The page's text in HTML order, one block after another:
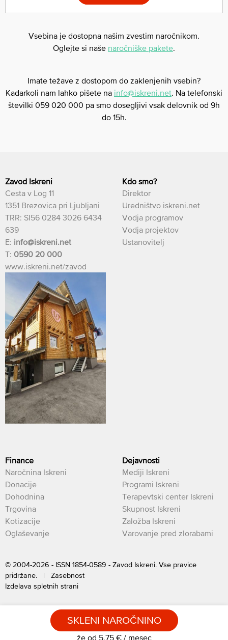
Vsebina je dostopna našim zvestim naročnikom.
Oglejte si naše naročniške pakete
Imate težave z dostopom do zaklenjenih vsebin?
Kadarkoli nam lahko pišete na info@iskreni.net . Na telefonski
številki 059 020 000 pa smo dosegljivi vsak delovnik od 9h
do 15h.
Zavod Iskreni
Cesta v Log 11
1351 Brezovica pri Ljubljani
TRR: SI56 0284 3026 6434
639
E: info@iskreni.net
T: 0590 20 000
www.iskreni.net/zavod
Kdo smo?
Direktor
Uredništvo iskreni.net
Vodja programov
Vodja projektov
Ustanovitelj
Finance
Naročnina Iskreni
Donacije
Dohodnina
Trgovina
Kotizacije
Oglaševanje
Dejavnosti
Mediji Iskreni
Programi Iskreni
Terapevtski center Iskreni
Skupnost Iskreni
Založba Iskreni
Varovanje pred zlorabami
© 2004-2026 - ISSN 1854-0589 - Zavod Iskreni. Vse pravice
pridržane. | Zasebnost
Izdelava spletnih strani
SKLENI NAROČNINO
že od 5,75 € / mesec